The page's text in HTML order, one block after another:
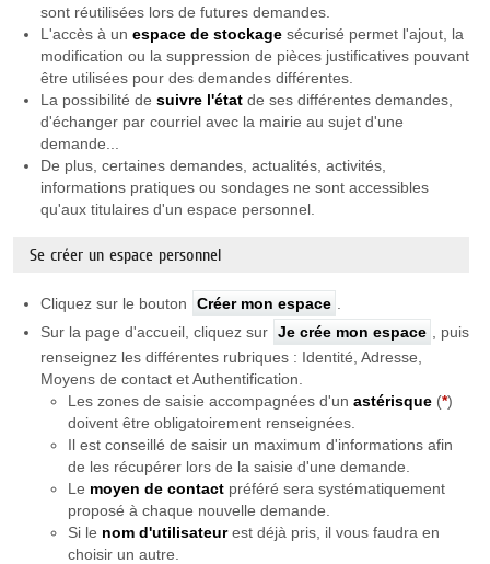
sont réutilisées lors de futures demandes.
L'accès à un espace de stockagesécurisé permet l'ajout, la
modification ou la suppression de pièces justificatives pouvant
être utilisées pour des demandes différentes.
La possibilité de suivre l'étatde ses différentes demandes,
d'échanger par courriel avec la mairie au sujet d'une
demande...
De plus, certaines demandes, actualités, activités,
informations pratiques ou sondages ne sont accessibles
qu'aux titulaires d'un espace personnel.
Se créer un espace personnel
Cliquez sur le bouton Créer mon espace
Sur la page d'accueil, cliquez sur Je crée mon espace
, puis
renseignez les différentes rubriques : Identité, Adresse,
Moyens de contact et Authentification.
Les zones de saisie accompagnées d'un astérisque(*)
doivent être obligatoirement renseignées.
Il est conseillé de saisir un maximum d'informations afin
de les récupérer lors de la saisie d'une demande.
Le moyen de contactpréféré sera systématiquement
proposé à chaque nouvelle demande.
Si le nom d'utilisateurest déjà pris, il vous faudra en
choisir un autre.